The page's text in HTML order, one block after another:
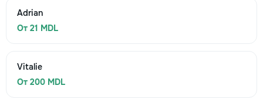
Adrian
От 21 MDL
Vitalie
От 200 MDL